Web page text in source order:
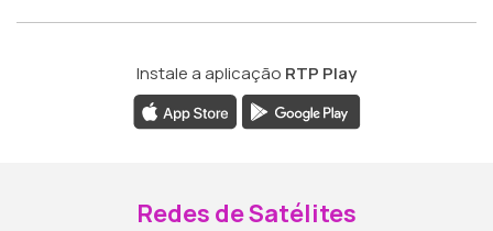
Instale a aplicação RTP Play
Redes de Satélites